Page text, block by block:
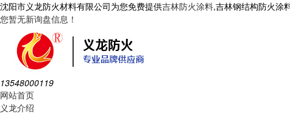
沈阳市义龙防火材料有限公司为您免费提供吉林防火涂料,吉林钢结构防火涂
您暂无新询盘信息！
13548000119
网站首页
义龙介绍